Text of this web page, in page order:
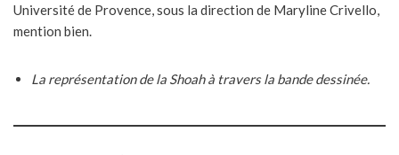
Université de Provence, sous la direction de Maryline Crivello,
mention bien.
La représentation de la Shoah à travers la bande dessinée.